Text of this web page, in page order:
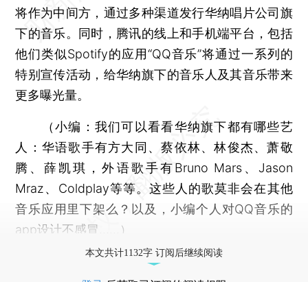
将作为中间方，通过多种渠道发行华纳唱片公司旗
下的音乐。同时，腾讯的线上和手机端平台，包括
他们类似Spotify的应用“QQ音乐”将通过一系列的
特别宣传活动，给华纳旗下的音乐人及其音乐带来
更多曝光量。
（小编：我们可以看看华纳旗下都有哪些艺
人：华语歌手有方大同、蔡依林、林俊杰、萧敬
腾、薛凯琪，外语歌手有Bruno Mars、Jason
Mraz、Coldplay等等。这些人的歌莫非会在其他
音乐应用里下架么？以及，小编个人对QQ音乐的
app设计不感冒……）
本文共计1132字 订阅后继续阅读